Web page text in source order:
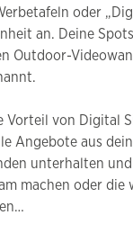
oder
an. Deine
Outdoor-
Vorteil von Digital
Angebote aus
unterhalten
machen oder